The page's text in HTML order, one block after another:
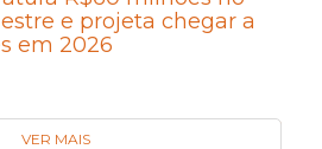
e projeta chegar a
em 2026
VER MAIS